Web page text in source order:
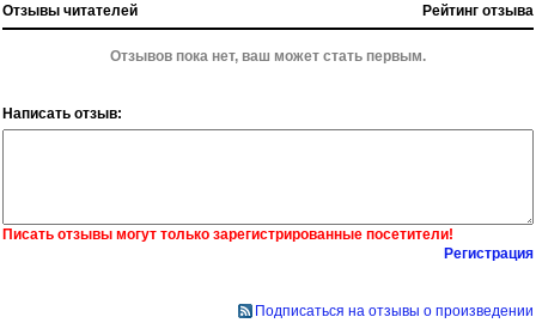
Отзывы читателей Рейтинг отзыва
Отзывов пока нет, ваш может стать первым.
Написать отзыв:
Писать отзывы могут только зарегистрированные посетители!
Регистрация
Подписаться на отзывы о произведении